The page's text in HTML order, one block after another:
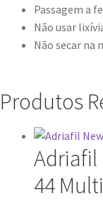
Passagem a
Não usar
Não secar na
Produtos
Adriafil
44